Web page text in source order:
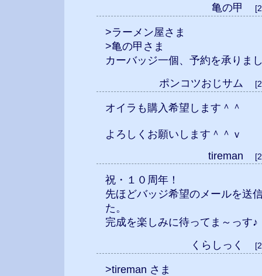
亀の甲
>ラーメン屋さま
>亀の甲さま
カーバッジ一個、予約を承りま
ポンコツおじサム
オイラも購入希望します＾＾
よろしくお願いします＾＾ｖ
tireman
祝・１０周年！
先ほどバッジ希望のメールを送
た。
完成を楽しみに待ってま～っす♪
くらしっく
>tireman さま